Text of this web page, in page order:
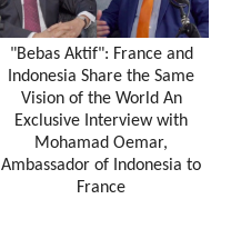
"Bebas Aktif": France and
Indonesia Share the Same
Vision of the World An
Exclusive Interview with
Mohamad Oemar,
Ambassador of Indonesia to
France